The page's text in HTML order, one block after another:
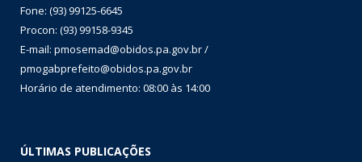
Fone: (93) 99125-6645
Procon: (93) 99158-9345
E-mail: pmosemad@obidos.pa.gov.br /
pmogabprefeito@obidos.pa.gov.br
Horário de atendimento: 08:00 às 14:00
ÚLTIMAS PUBLICAÇÕES